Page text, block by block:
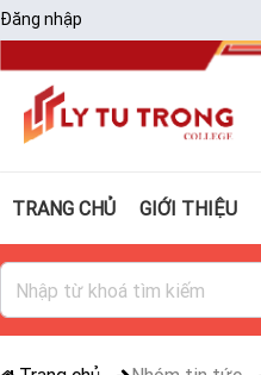
Đăng nhập
TRANG CHỦ GIỚI THIỆU